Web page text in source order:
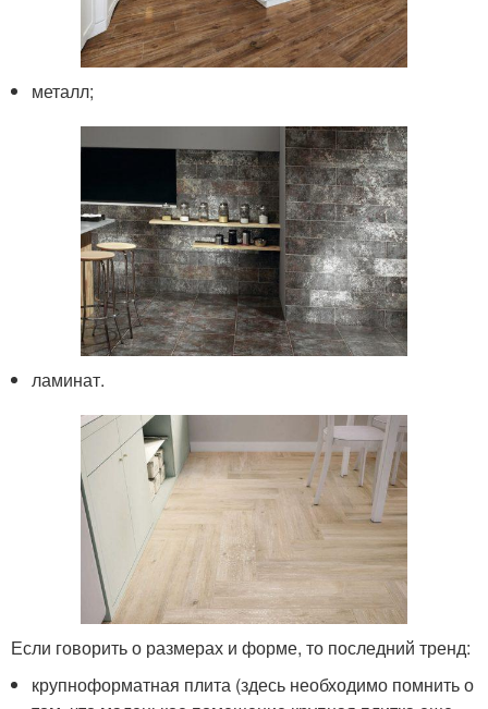
металл;
ламинат.
Если говорить о размерах и форме, то последний тренд:
крупноформатная плита (здесь необходимо помнить о